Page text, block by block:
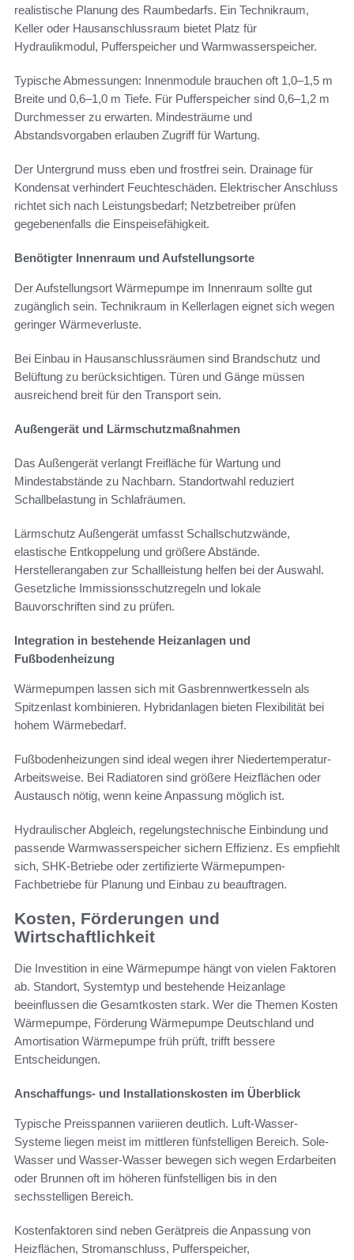
realistische Planung des Raumbedarfs. Ein Technikraum,
Keller oder Hausanschlussraum bietet Platz für
Hydraulikmodul, Pufferspeicher und Warmwasserspeicher.
Typische Abmessungen: Innenmodule brauchen oft 1,0–1,5 m
Breite und 0,6–1,0 m Tiefe. Für Pufferspeicher sind 0,6–1,2 m
Durchmesser zu erwarten. Mindesträume und
Abstandsvorgaben erlauben Zugriff für Wartung.
Der Untergrund muss eben und frostfrei sein. Drainage für
Kondensat verhindert Feuchteschäden. Elektrischer Anschluss
richtet sich nach Leistungsbedarf; Netzbetreiber prüfen
gegebenenfalls die Einspeisefähigkeit.
Benötigter Innenraum und Aufstellungsorte
Der Aufstellungsort Wärmepumpe im Innenraum sollte gut
zugänglich sein. Technikraum in Kellerlagen eignet sich wegen
geringer Wärmeverluste.
Bei Einbau in Hausanschlussräumen sind Brandschutz und
Belüftung zu berücksichtigen. Türen und Gänge müssen
ausreichend breit für den Transport sein.
Außengerät und Lärmschutzmaßnahmen
Das Außengerät verlangt Freifläche für Wartung und
Mindestabstände zu Nachbarn. Standortwahl reduziert
Schallbelastung in Schlafräumen.
Lärmschutz Außengerät umfasst Schallschutzwände,
elastische Entkoppelung und größere Abstände.
Herstellerangaben zur Schallleistung helfen bei der Auswahl.
Gesetzliche Immissionsschutzregeln und lokale
Bauvorschriften sind zu prüfen.
Integration in bestehende Heizanlagen und
Fußbodenheizung
Wärmepumpen lassen sich mit Gasbrennwertkesseln als
Spitzenlast kombinieren. Hybridanlagen bieten Flexibilität bei
hohem Wärmebedarf.
Fußbodenheizungen sind ideal wegen ihrer Niedertemperatur-
Arbeitsweise. Bei Radiatoren sind größere Heizflächen oder
Austausch nötig, wenn keine Anpassung möglich ist.
Hydraulischer Abgleich, regelungstechnische Einbindung und
passende Warmwasserspeicher sichern Effizienz. Es empfiehlt
sich, SHK-Betriebe oder zertifizierte Wärmepumpen-
Fachbetriebe für Planung und Einbau zu beauftragen.
Kosten, Förderungen und
Wirtschaftlichkeit
Die Investition in eine Wärmepumpe hängt von vielen Faktoren
ab. Standort, Systemtyp und bestehende Heizanlage
beeinflussen die Gesamtkosten stark. Wer die Themen Kosten
Wärmepumpe, Förderung Wärmepumpe Deutschland und
Amortisation Wärmepumpe früh prüft, trifft bessere
Entscheidungen.
Anschaffungs- und Installationskosten im Überblick
Typische Preisspannen variieren deutlich. Luft-Wasser-
Systeme liegen meist im mittleren fünfstelligen Bereich. Sole-
Wasser und Wasser-Wasser bewegen sich wegen Erdarbeiten
oder Brunnen oft im höheren fünfstelligen bis in den
sechsstelligen Bereich.
Kostenfaktoren sind neben Gerätpreis die Anpassung von
Heizflächen, Stromanschluss, Pufferspeicher,